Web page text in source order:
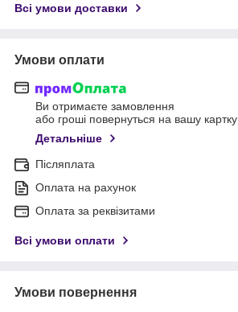
Всі умови доставки
Умови оплати
Ви отримаєте замовлення
або гроші повернуться на вашу картку
Детальніше
Післяплата
Оплата на рахунок
Оплата за реквізитами
Всі умови оплати
Умови повернення